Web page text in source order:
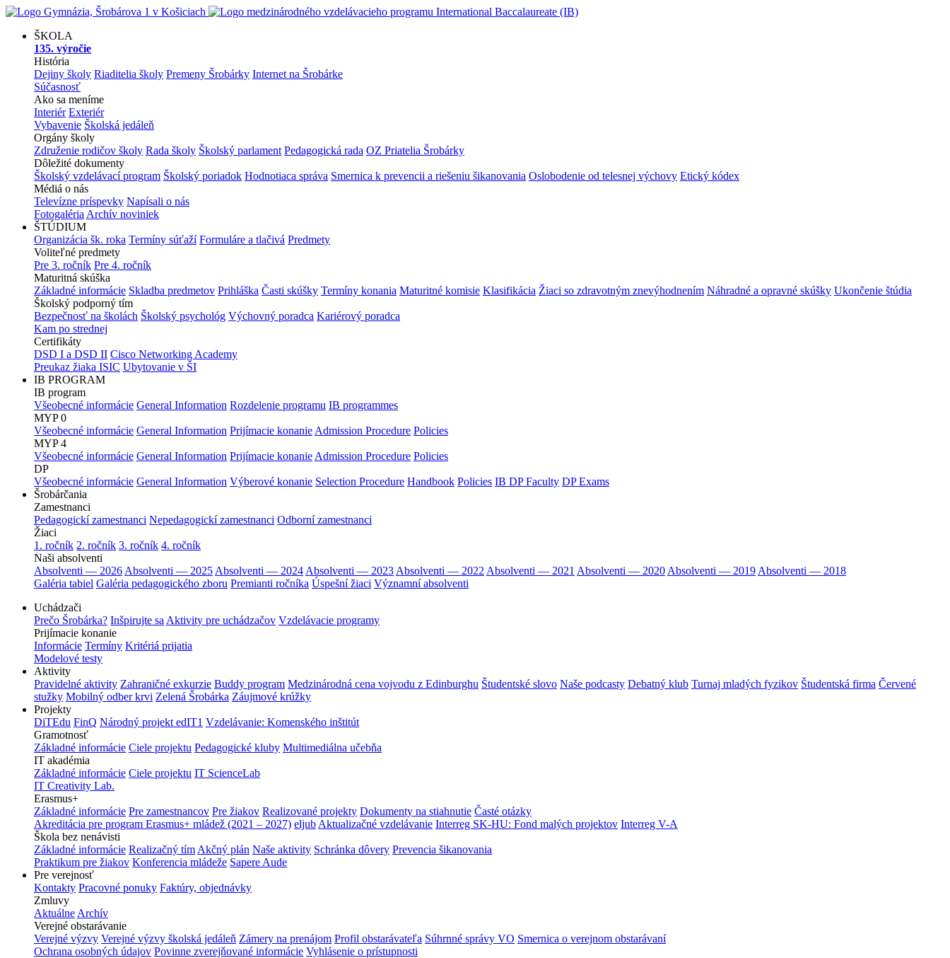
ŠKOLA
135. výročie
História
Dejiny školy Riaditelia školy Premeny Šrobárky Internet na Šrobárke
Súčasnosť
Ako sa meníme
Interiér Exteriér
Vybavenie Školská jedáleň
Orgány školy
Združenie rodičov školy Rada školy Školský parlament Pedagogická rada OZ Priatelia Šrobárky
Dôležité dokumenty
Školský vzdelávací program Školský poriadok Hodnotiaca správa Smernica k prevencii a riešeniu šikanovania Oslobodenie od telesnej výchovy Etický kódex
Médiá o nás
Televízne príspevky Napísali o nás
Fotogaléria Archív noviniek
ŠTÚDIUM
Organizácia šk. roka Termíny súťaží Formuláre a tlačivá Predmety
Voliteľné predmety
Pre 3. ročník Pre 4. ročník
Maturitná skúška
Základné informácie Skladba predmetov Prihláška Časti skúšky Termíny konania Maturitné komisie Klasifikácia Žiaci so zdravotným znevýhodnením Náhradné a opravné skúšky Ukončenie štúdia
Školský podporný tím
Bezpečnosť na školách Školský psychológ Výchovný poradca Kariérový poradca
Kam po strednej
Certifikáty
DSD I a DSD II Cisco Networking Academy
Preukaz žiaka ISIC Ubytovanie v ŠI
IB PROGRAM
IB program
Všeobecné informácie General Information Rozdelenie programu IB programmes
MYP 0
Všeobecné informácie General Information Prijímacie konanie Admission Procedure Policies
MYP 4
Všeobecné informácie General Information Prijímacie konanie Admission Procedure Policies
DP
Všeobecné informácie General Information Výberové konanie Selection Procedure Handbook Policies IB DP Faculty DP Exams
Šrobárčania
Zamestnanci
Pedagogickí zamestnanci Nepedagogickí zamestnanci Odborní zamestnanci
Žiaci
1. ročník 2. ročník 3. ročník 4. ročník
Naši absolventi
Absolventi — 2026 Absolventi — 2025 Absolventi — 2024 Absolventi — 2023 Absolventi — 2022 Absolventi — 2021 Absolventi — 2020 Absolventi — 2019 Absolventi — 2018
Galéria tabiel Galéria pedagogického zboru Premianti ročníka Úspešní žiaci Významní absolventi
Uchádzači
Prečo Šrobárka? Inšpirujte sa Aktivity pre uchádzačov Vzdelávacie programy
Prijímacie konanie
Informácie Termíny Kritériá prijatia
Modelové testy
Aktivity
Pravidelné aktivity Zahraničné exkurzie Buddy program Medzinárodná cena vojvodu z Edinburghu Študentské slovo Naše podcasty Debatný klub Turnaj mladých fyzikov Študentská firma Červené
stužky Mobilný odber krvi Zelená Šrobárka Záujmové krúžky
Projekty
DiTEdu FinQ Národný projekt edIT1 Vzdelávanie: Komenského inštitút
Gramotnosť
Základné informácie Ciele projektu Pedagogické kluby Multimediálna učebňa
IT akadémia
Základné informácie Ciele projektu IT ScienceLab
IT Creativity Lab.
Erasmus+
Základné informácie Pre zamestnancov Pre žiakov Realizované projekty Dokumenty na stiahnutie Časté otázky
Akreditácia pre program Erasmus+ mládež (2021 – 2027) eljub Aktualizačné vzdelávanie Interreg SK-HU: Fond malých projektov Interreg V-A
Škola bez nenávisti
Základné informácie Realizačný tím Akčný plán Naše aktivity Schránka dôvery Prevencia šikanovania
Praktikum pre žiakov Konferencia mládeže Sapere Aude
Pre verejnosť
Kontakty Pracovné ponuky Faktúry, objednávky
Zmluvy
Aktuálne Archív
Verejné obstarávanie
Verejné výzvy Verejné výzvy školská jedáleň Zámery na prenájom Profil obstarávateľa Súhrnné správy VO Smernica o verejnom obstarávaní
Ochrana osobných údajov Povinne zverejňované informácie Vyhlásenie o prístupnosti